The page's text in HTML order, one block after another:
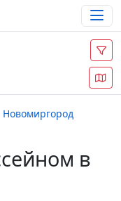
Новомиргород
в